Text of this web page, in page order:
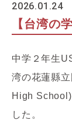
2026.01.24
【台湾の
中学２年生
湾の花蓮縣
High School)
した。